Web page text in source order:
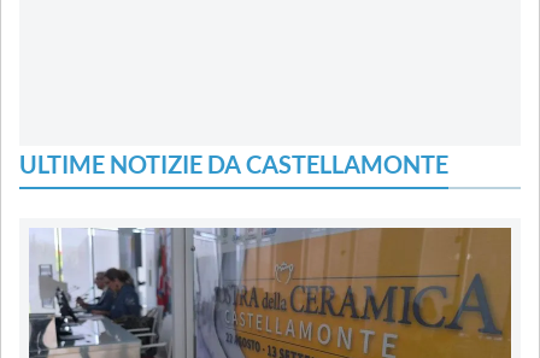
ULTIME NOTIZIE DA CASTELLAMONTE